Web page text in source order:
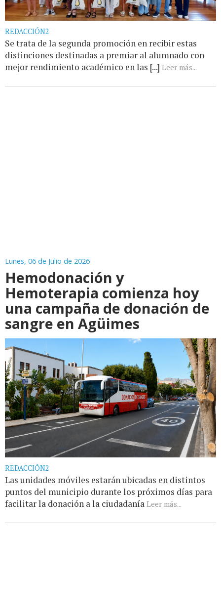
REDACCIÓN2
Se trata de la segunda promoción en recibir estas
distinciones destinadas a premiar al alumnado con
mejor rendimiento académico en las [...] Leer más...
Lunes, 06 de Julio de 2026
Hemodonación y
Hemoterapia comienza hoy
una campaña de donación de
sangre en Agüimes
REDACCIÓN2
Las unidades móviles estarán ubicadas en distintos
puntos del municipio durante los próximos días para
facilitar la donación a la ciudadanía Leer más...